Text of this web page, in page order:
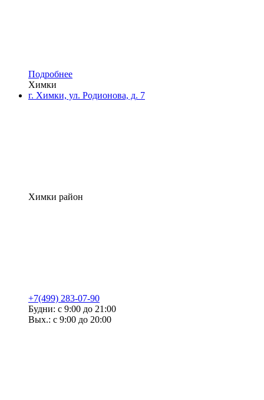
Подробнее
Химки
г. Химки, ул. Родионова, д. 7
Химки район
+7(499) 283-07-90
Будни: с 9:00 до 21:00
Вых.: с 9:00 до 20:00